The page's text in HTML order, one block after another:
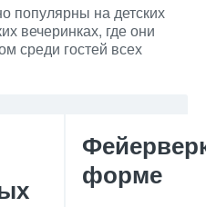
популярны на детских
вечеринках, где они
среди гостей всех
форме